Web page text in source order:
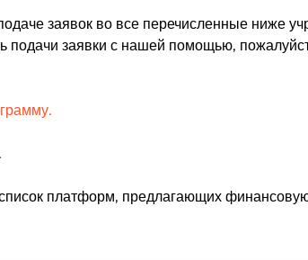
как
заявок во все перечисленные ниже
подачи заявки с нашей помощью,
список платформ, предлагающих